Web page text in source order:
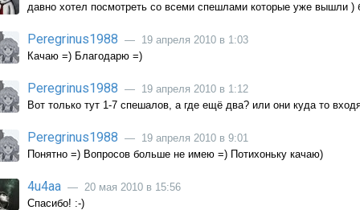
давно хотел посмотреть со всеми спешлами которые уже вышли )
Peregrinus1988 — 19 апреля 2010 в 1:03
Качаю =) Благодарю =)
Peregrinus1988 — 19 апреля 2010 в 1:12
Вот только тут 1-7 спешалов, а где ещё два? или они куда то
Peregrinus1988 — 19 апреля 2010 в 9:01
Понятно =) Вопросов больше не имею =) Потихоньку качаю)
4u4aa — 20 мая 2010 в 15:56
Спасибо! :-)